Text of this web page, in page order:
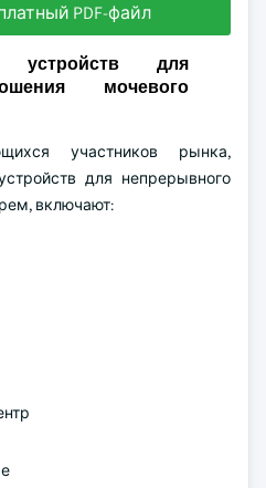
PDF-файл
устройств для
мочевого
участников рынка,
для непрерывного
включают: